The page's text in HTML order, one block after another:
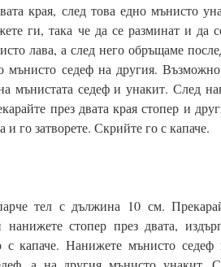
края, след това едно мънисто
ги, така че да се разминат и да
лава, а след него обръщаме
мънисто седеф на другия.
мънистата седеф и унакит. След
през двата края стопер и
и го затворете. Скрийте го с капаче.
тел с дължина 10 см.
стопер през двата,
с капаче. Нанижете мънисто